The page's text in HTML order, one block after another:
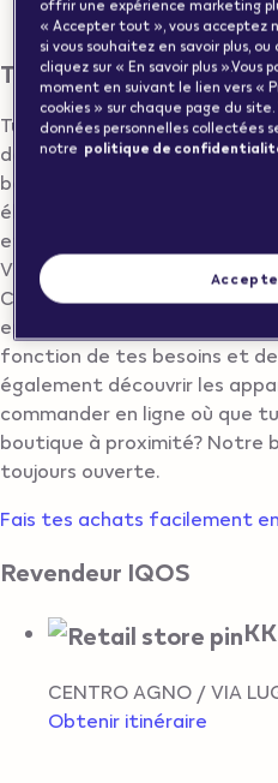
AGNO
Trouver un Vape Store
Tu cherches une boutique de
de tous les revendeurs de
boutique, tu trouveras une
électroniques VEEV comme
et d’autres gammes de
VEEV One sont disponibles
Classic Tobacco, Blue
encore. Notre équipe t’aidera
fonction de tes besoins et
également découvrir les
commander en ligne où que
boutique à proximité? Notre
toujours ouverte.
Fais tes achats facilement
Revendeur IQOS
CENTRO AGNO / VIA
Obtenir itinéraire
offrir une expérience marketing
« Accepter tout », vous acceptez
si vous souhaitez en savoir plus,
cliquez sur « En savoir plus ».Vous
moment en suivant le lien vers «
cookies » sur chaque page du
données personnelles collectées
notre politique de